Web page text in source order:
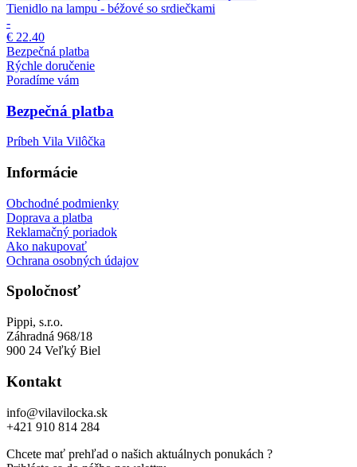
Tienidlo na lampu - béžové so srdiečkami
-
€ 22.40
Bezpečná platba
Rýchle doručenie
Poradíme vám
Bezpečná platba
Príbeh Vila Vilôčka
Informácie
Obchodné podmienky
Doprava a platba
Reklamačný poriadok
Ako nakupovať
Ochrana osobných údajov
Spoločnosť
Pippi, s.r.o.
Záhradná 968/18
900 24 Veľký Biel
Kontakt
info@vilavilocka.sk
+421 910 814 284
Chcete mať prehľad o našich aktuálnych ponukách ?